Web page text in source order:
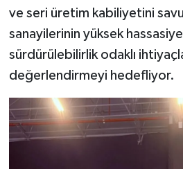
ve seri üretim kabiliyetini
sanayilerinin yüksek
sürdürülebilirlik odaklı
değerlendirmeyi hedefliyor.